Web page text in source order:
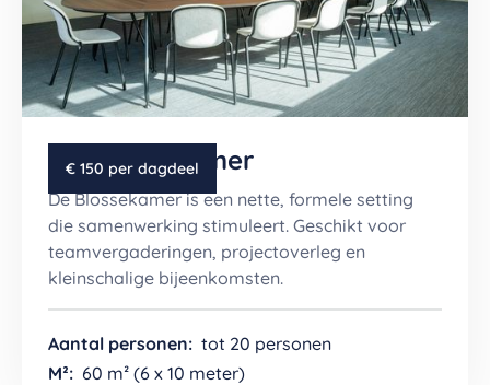
De Blossekamer
De Blossekamer is een nette, formele setting
die samenwerking stimuleert. Geschikt voor
teamvergaderingen, projectoverleg en
kleinschalige bijeenkomsten.
Aantal personen: tot 20 personen
M²: 60 m² (6 x 10 meter)
€ 150 per dagdeel